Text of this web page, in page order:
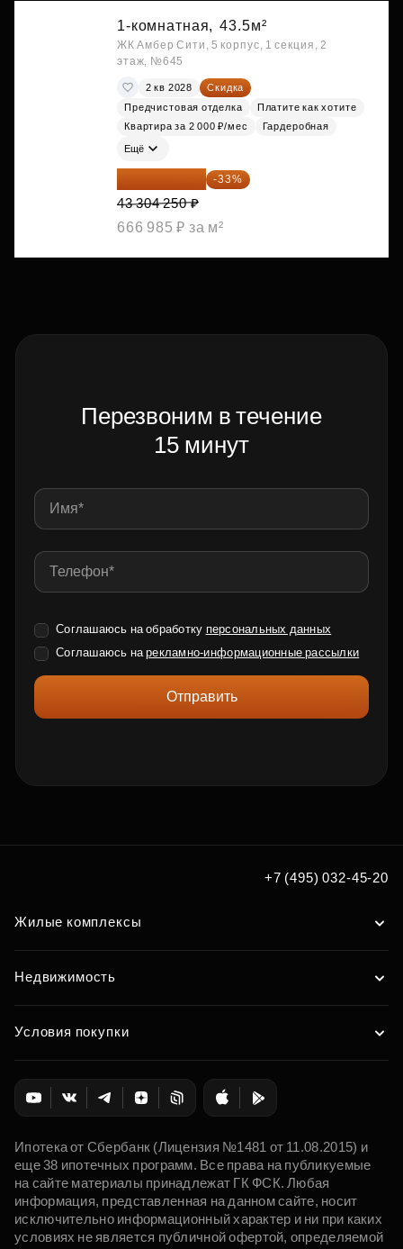
1-комнатная, 43.5м²
ЖК Амбер Сити, 5 корпус, 1 секция, 2
этаж, №645
2 кв 2028
Скидка
Предчистовая отделка
Платите как хотите
Квартира за 2 000 ₽/мес
Гардеробная
Ещё
29 013 848 ₽ -33%
43 304 250 ₽
666 985 ₽ за м²
Перезвоним в течение
15 минут
Соглашаюсь на обработку персональных данных
Соглашаюсь нарекламно-информационные рассылки
Отправить
+7 (495) 032-45-20
Жилые комплексы
Недвижимость
Условия покупки
Ипотека от Сбербанк (Лицензия №1481 от 11.08.2015) и
еще 38 ипотечных программ. Все права на публикуемые
на сайте материалы принадлежат ГК ФСК. Любая
информация, представленная на данном сайте, носит
исключительно информационный характер и ни при каких
условиях не является публичной офертой, определяемой